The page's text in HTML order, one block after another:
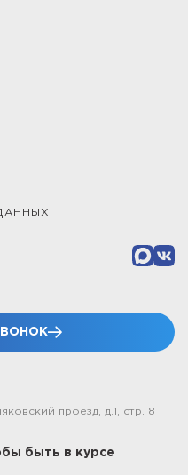
проезд, д.1, стр. 8
быть в курсе